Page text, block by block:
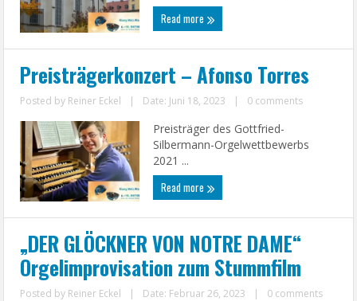
Read more
Preisträgerkonzert – Afonso Torres
Posted by Reiner Eckel | Date: Juni 18, 2023 | 0 comments
Preisträger des Gottfried-
Silbermann-Orgelwettbewerbs
2021 ...
Read more
„DER GLÖCKNER VON NOTRE DAME“
Orgelimprovisation zum Stummfilm
Posted by Reiner Eckel | Date: Februar 26, 2023 | 0 comments